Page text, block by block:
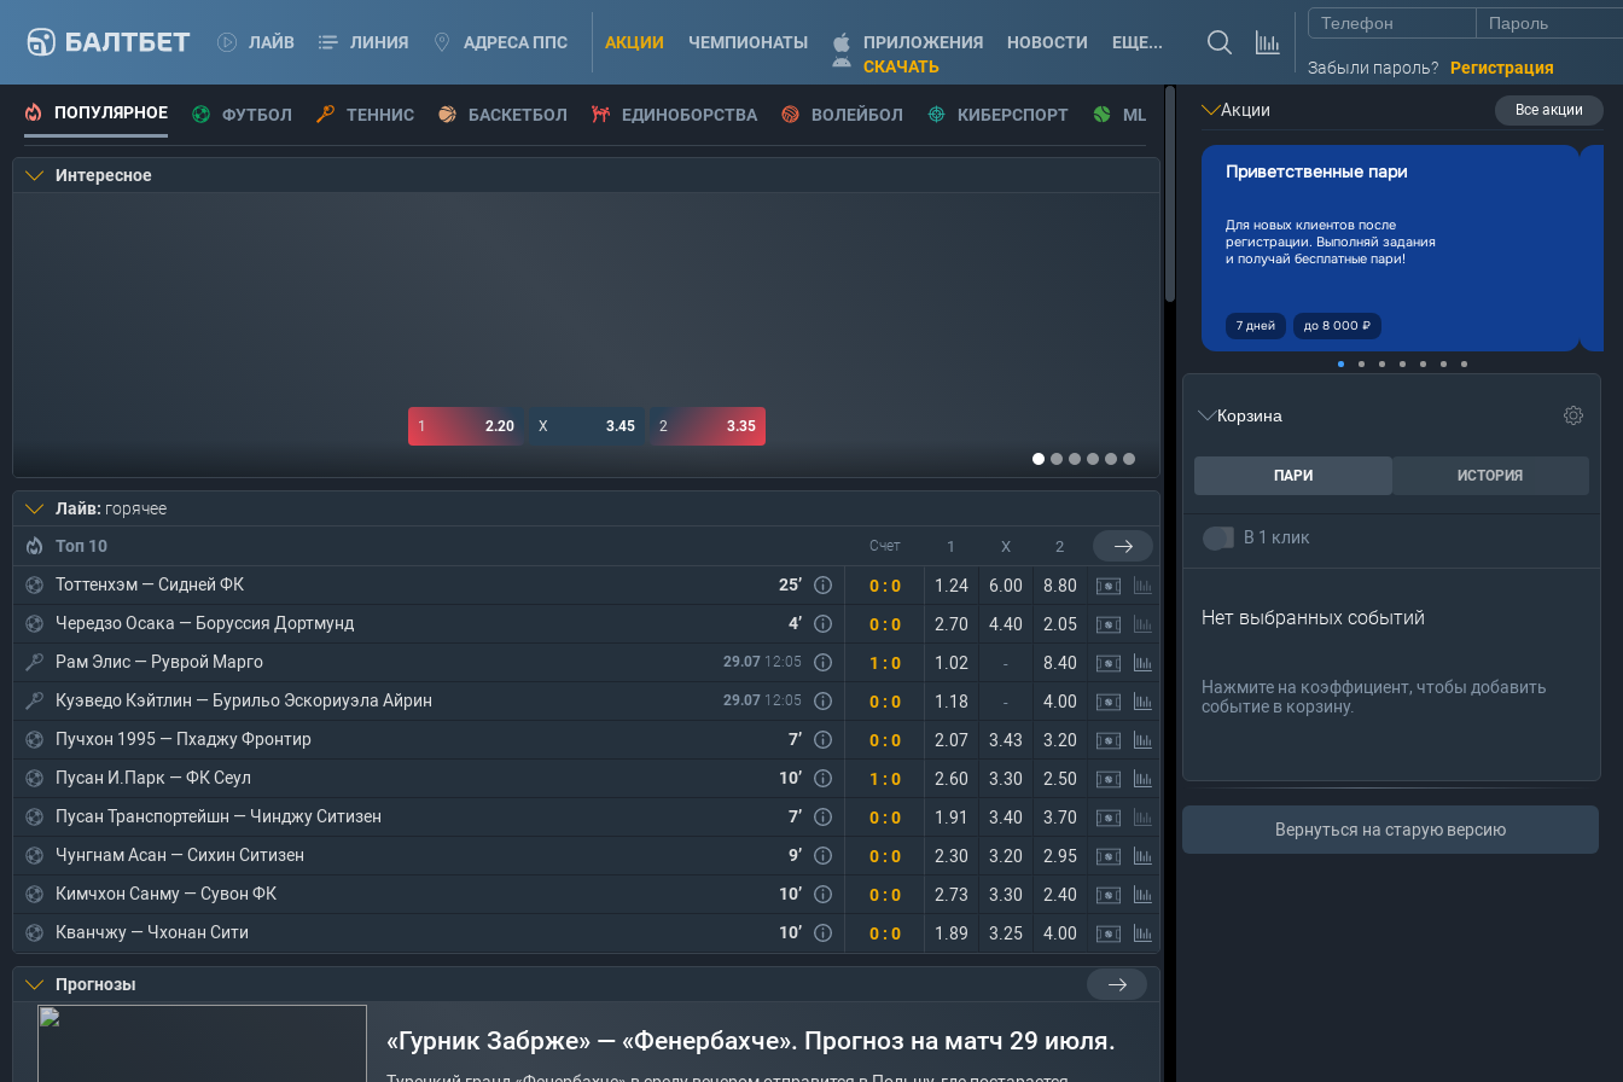
ЛАЙВ ЛИНИЯ АДРЕСА ППС АКЦИИ ЧЕМПИОНАТЫ
ПРИЛОЖЕНИЯ
СКАЧАТЬ
НОВОСТИ
ЕЩЕ...
Забыли пароль?
Регистрация
ПОПУЛЯРНОЕ ФУТБОЛ ТЕННИС БАСКЕТБОЛ ЕДИНОБОРСТВА ВОЛЕЙБОЛ КИБЕРСПОРТ MLB
Интересное
1 2.20 X 3.45 2 3.35
Лайв: горячее
Топ 10
Счет 1 X 2
Тоттенхэм — Сидней ФК 25’ 0 : 0 1.24 6.00
8.80
Чередзо Осака — Боруссия Дортмунд
4’ 0 : 0 2.70 4.40
2.05
Рам Элис — Руврой Марго
29.07 12:05 1 : 0 1.02 -
8.40
Куэведо Кэйтлин — Бурильо Эскориуэла Айрин
29.07 12:05 0 : 0 1.18 -
4.00
Пучхон 1995 — Пхаджу Фронтир
7’ 0 : 0 2.07 3.43
3.20
Пусан И.Парк — ФК Сеул
10’ 1 : 0 2.60 3.30
2.50
Пусан Транспортейшн — Чинджу Ситизен
7’ 0 : 0 1.91 3.40
3.70
Чунгнам Асан — Сихин Ситизен
9’ 0 : 0 2.30 3.20
2.95
Кимчхон Санму — Сувон ФК
10’ 0 : 0 2.73 3.30
2.40
Кванчжу — Чхонан Сити
10’ 0 : 0 1.89 3.25 4.00
Прогнозы
«Гурник Забрже» — «Фенербахче». Прогноз на матч 29 июля.
Акции Все акции
Приветственные пари
Для новых клиентов после
регистрации. Выполняй задания
и получай бесплатные пари!
7 дней до 8 000 ₽
Корзина
ПАРИ ИСТОРИЯ
В 1 клик
Нет выбранных событий
Нажмите на коэффициент, чтобы добавить
событие в корзину.
Вернуться на старую версию